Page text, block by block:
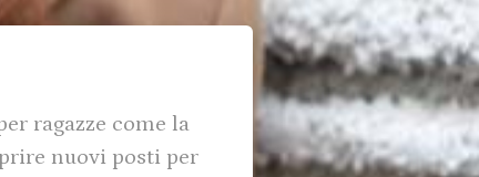
ragazze come la
nuovi posti per